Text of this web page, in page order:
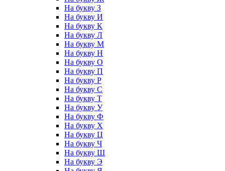
На букву З
На букву И
На букву К
На букву Л
На букву М
На букву Н
На букву О
На букву П
На букву Р
На букву С
На букву Т
На букву У
На букву Ф
На букву Х
На букву Ц
На букву Ч
На букву Ш
На букву Э